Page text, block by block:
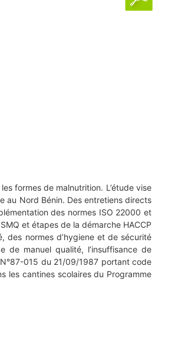
formes de malnutrition. L’étude vise
au Nord Bénin. Des entretiens directs
des normes ISO 22000 et
et étapes de la démarche HACCP
des normes d’hygiene et de sécurité
de manuel qualité, l’insuffisance de
015 du 21/09/1987 portant code
les cantines scolaires du Programme